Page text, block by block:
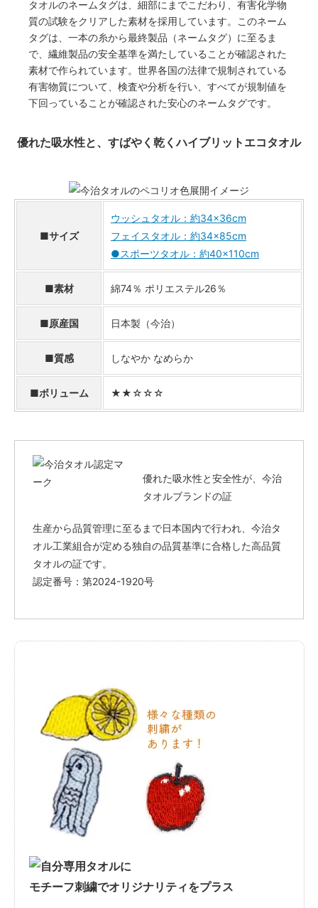
タオルのネームタグは、細部にまでこだわり、有害化学物
質の試験をクリアした素材を採用しています。このネーム
タグは、一本の糸から最終製品（ネームタグ）に至るま
で、繊維製品の安全基準を満たしていることが確認された
素材で作られています。世界各国の法律で規制されている
有害物質について、検査や分析を行い、すべてが規制値を
下回っていることが確認された安心のネームタグです。
優れた吸水性と、すばやく乾くハイブリットエコタオル
■サイズ
ウッシュタオル：約34×36cm
フェイスタオル：約34×85cm
●スポーツタオル：約40×110cm
■素材 綿74％ ポリエステル26％
■原産国 日本製（今治）
■質感 しなやか なめらか
■ボリューム ★★☆☆☆
優れた吸水性と安全性が、今治
タオルブランドの証
生産から品質管理に至るまで日本国内で行われ、今治タ
オル工業組合が定める独自の品質基準に合格した高品質
タオルの証です。
認定番号：第2024-1920号
モチーフ刺繍でオリジナリティをプラス